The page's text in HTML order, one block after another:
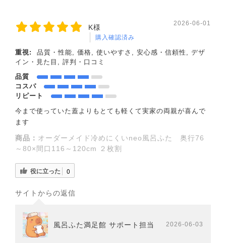
K様
購入確認済み
2026-06-01
重視:
品質・性能, 価格, 使いやすさ, 安心感・信頼性, デザ
イン・見た目, 評判・口コミ
品質
コスパ
リピート
今まで使っていた蓋よりもとても軽くて実家の両親が喜んで
ます
商品： オーダーメイド冷めにくいneo風呂ふた 奥行76
～80×間口116～120cm ２枚割
役に立った 0
サイトからの返信
風呂ふた満足館 サポート担当 2026-06-03